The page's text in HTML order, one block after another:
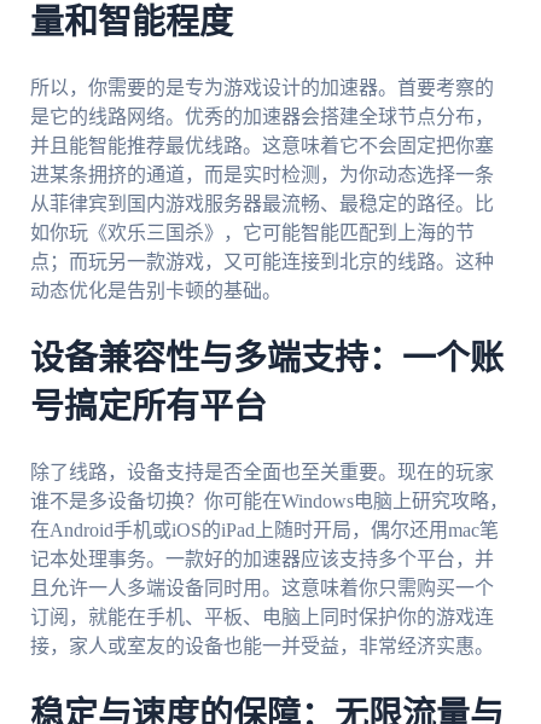
量和智能程度
所以，你需要的是专为游戏设计的加速器。首要考察的
是它的线路网络。优秀的加速器会搭建全球节点分布，
并且能智能推荐最优线路。这意味着它不会固定把你塞
进某条拥挤的通道，而是实时检测，为你动态选择一条
从菲律宾到国内游戏服务器最流畅、最稳定的路径。比
如你玩《欢乐三国杀》，它可能智能匹配到上海的节
点；而玩另一款游戏，又可能连接到北京的线路。这种
动态优化是告别卡顿的基础。
设备兼容性与多端支持：一个账
号搞定所有平台
除了线路，设备支持是否全面也至关重要。现在的玩家
谁不是多设备切换？你可能在Windows电脑上研究攻略，
在Android手机或iOS的iPad上随时开局，偶尔还用mac笔
记本处理事务。一款好的加速器应该支持多个平台，并
且允许一人多端设备同时用。这意味着你只需购买一个
订阅，就能在手机、平板、电脑上同时保护你的游戏连
接，家人或室友的设备也能一并受益，非常经济实惠。
稳定与速度的保障：无限流量与